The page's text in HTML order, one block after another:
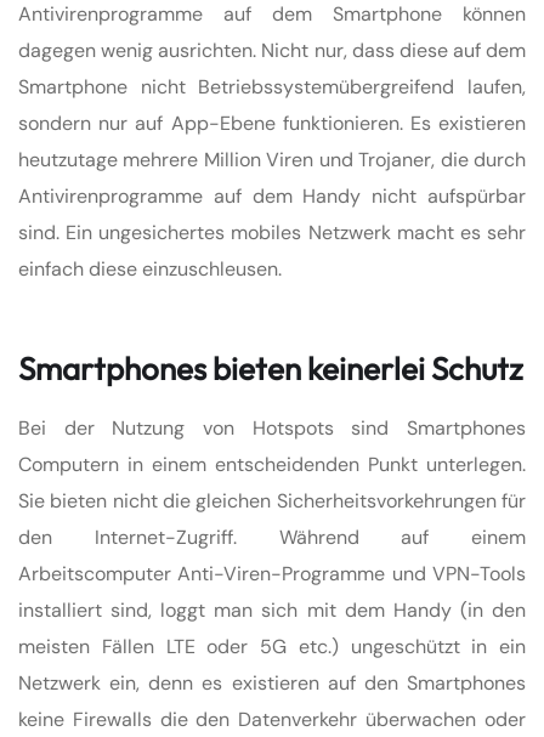
Antivirenprogramme auf dem Smartphone können
dagegen wenig ausrichten. Nicht nur, dass diese auf dem
Smartphone nicht Betriebssystemübergreifend laufen,
sondern nur auf App-Ebene funktionieren. Es existieren
heutzutage mehrere Million Viren und Trojaner, die durch
Antivirenprogramme auf dem Handy nicht aufspürbar
sind. Ein ungesichertes mobiles Netzwerk macht es sehr
einfach diese einzuschleusen.
Smartphones bieten keinerlei Schutz
Bei der Nutzung von Hotspots sind Smartphones
Computern in einem entscheidenden Punkt unterlegen.
Sie bieten nicht die gleichen Sicherheitsvorkehrungen für
den Internet-Zugriff. Während auf einem
Arbeitscomputer Anti-Viren-Programme und VPN-Tools
installiert sind, loggt man sich mit dem Handy (in den
meisten Fällen LTE oder 5G etc.) ungeschützt in ein
Netzwerk ein, denn es existieren auf den Smartphones
keine Firewalls die den Datenverkehr überwachen oder